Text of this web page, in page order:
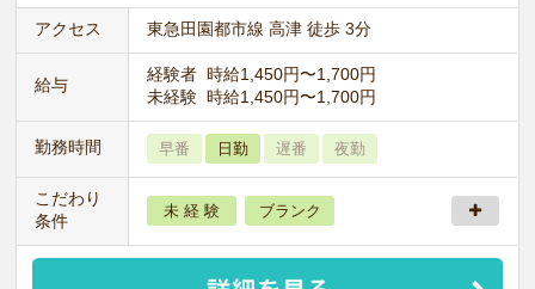
アクセス 東急田園都市線 高津 徒歩 3分
給与
経験者 時給1,450円〜1,700円
未経験 時給1,450円〜1,700円
勤務時間 早番 日勤 遅番 夜勤
こだわり
条件
未 経 験 ブランク